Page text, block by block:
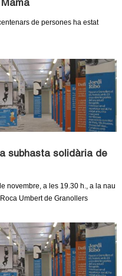
de persones ha estat
subhasta solidària de
novembre, a les 19.30 h., a la nau
Umbert de Granollers